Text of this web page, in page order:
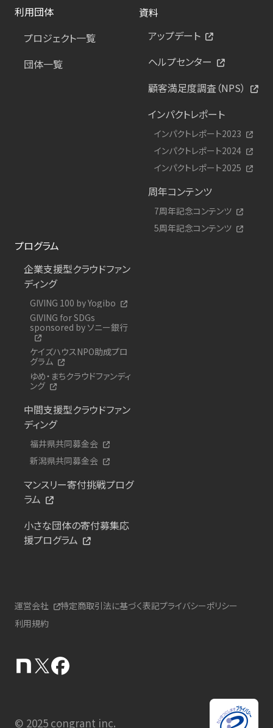
利用団体
プロジェクト一覧
団体一覧
資料
アップデート
ヘルプセンター
顧客満足度調査（NPS）
インパクトレポート
インパクトレポート2023
インパクトレポート2024
インパクトレポート2025
周年コンテンツ
7周年記念コンテンツ
5周年記念コンテンツ
プログラム
企業支援型クラウドファン
ディング
GIVING 100 by Yogibo
GIVING for SDGs
sponsored by ソニー銀行
ケイズハウスNPO助成プロ
グラム
ゆめ・まちクラウドファンディ
ング
中間支援型クラウドファン
ディング
福井県共同募金会
新潟県共同募金会
マンスリー寄付挑戦プログ
ラム
小さな団体の寄付募集応
援プログラム
運営会社 特定商取引法に基づく表記プライバシーポリシー
利用規約
© 2025 congrant inc.